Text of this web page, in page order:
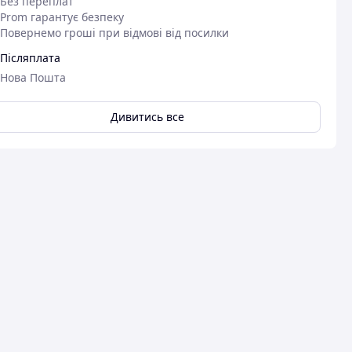
Prom гарантує безпеку
Повернемо гроші при відмові від посилки
Післяплата
Нова Пошта
Дивитись все